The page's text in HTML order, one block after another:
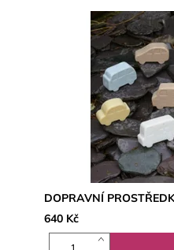
DOPRAVNÍ
640 Kč